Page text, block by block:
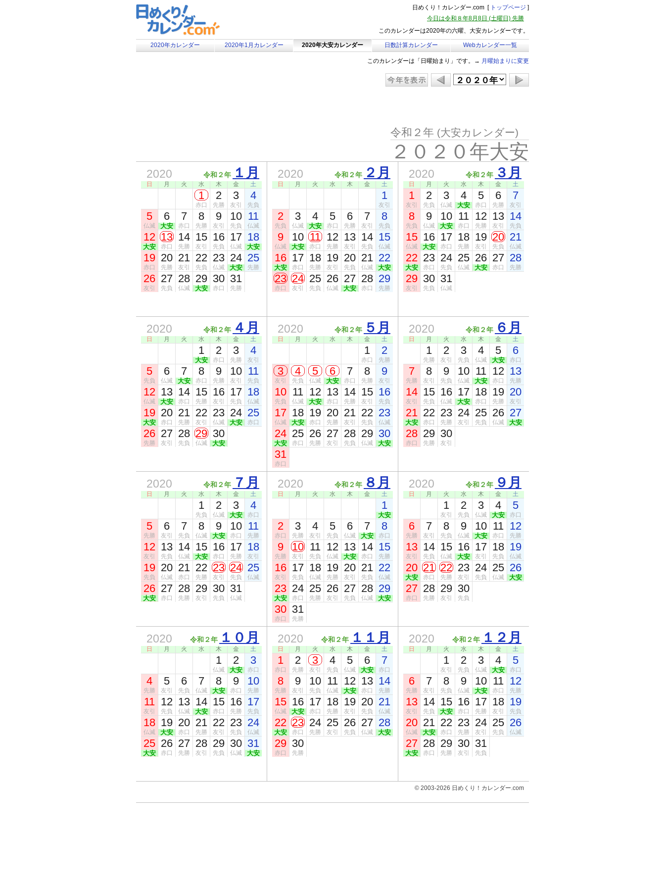
日めくり！カレンダー.com [ トップページ ]
今日は令和８年8月8日 (土曜日) 先勝
このカレンダーは2020年の六曜、大安カレンダーです。
2020年カレンダー 2020年1月カレンダー 2020年大安カレンダー 日数計算カレンダー Webカレンダー一覧
このカレンダーは「日曜始まり」です。→ 月曜始まりに変更
令和２年 (大安カレンダー)
２０２０年大安
2020 令和２年 １月
日 月 火 水 木 金 土
1
赤口
2
先勝
3
友引
4
先負
5
仏滅
6
大安
7
赤口
8
先勝
9
友引
10
先負
11
仏滅
12
大安
13
赤口
14
先勝
15
友引
16
先負
17
仏滅
18
大安
19
赤口
20
先勝
21
友引
22
先負
23
仏滅
24
大安
25
先勝
26
友引
27
先負
28
仏滅
29
大安
30
赤口
31
先勝
2020 令和２年 ２月
日 月 火 水 木 金 土
1
友引
2
先負
3
仏滅
4
大安
5
赤口
6
先勝
7
友引
8
先負
9
仏滅
10
大安
11
赤口
12
先勝
13
友引
14
先負
15
仏滅
16
大安
17
赤口
18
先勝
19
友引
20
先負
21
仏滅
22
大安
23
赤口
24
友引
25
先負
26
仏滅
27
大安
28
赤口
29
先勝
2020 令和２年 ３月
日 月 火 水 木 金 土
1
友引
2
先負
3
仏滅
4
大安
5
赤口
6
先勝
7
友引
8
先負
9
仏滅
10
大安
11
赤口
12
先勝
13
友引
14
先負
15
仏滅
16
大安
17
赤口
18
先勝
19
友引
20
先負
21
仏滅
22
大安
23
赤口
24
先負
25
仏滅
26
大安
27
赤口
28
先勝
29
友引
30
先負
31
仏滅
2020 令和２年 ４月
日 月 火 水 木 金 土
1
大安
2
赤口
3
先勝
4
友引
5
先負
6
仏滅
7
大安
8
赤口
9
先勝
10
友引
11
先負
12
仏滅
13
大安
14
赤口
15
先勝
16
友引
17
先負
18
仏滅
19
大安
20
赤口
21
先勝
22
友引
23
仏滅
24
大安
25
赤口
26
先勝
27
友引
28
先負
29
仏滅
30
大安
2020 令和２年 ５月
日 月 火 水 木 金 土
1
赤口
2
先勝
3
友引
4
先負
5
仏滅
6
大安
7
赤口
8
先勝
9
友引
10
先負
11
仏滅
12
大安
13
赤口
14
先勝
15
友引
16
先負
17
仏滅
18
大安
19
赤口
20
先勝
21
友引
22
先負
23
仏滅
24
大安
25
赤口
26
先勝
27
友引
28
先負
29
仏滅
30
大安
31
赤口
2020 令和２年 ６月
日 月 火 水 木 金 土
1
先勝
2
友引
3
先負
4
仏滅
5
大安
6
赤口
7
先勝
8
友引
9
先負
10
仏滅
11
大安
12
赤口
13
先勝
14
友引
15
先負
16
仏滅
17
大安
18
赤口
19
先勝
20
友引
21
大安
22
赤口
23
先勝
24
友引
25
先負
26
仏滅
27
大安
28
赤口
29
先勝
30
友引
2020 令和２年 ７月
日 月 火 水 木 金 土
1
先負
2
仏滅
3
大安
4
赤口
5
先勝
6
友引
7
先負
8
仏滅
9
大安
10
赤口
11
先勝
12
友引
13
先負
14
仏滅
15
大安
16
赤口
17
先勝
18
友引
19
先負
20
仏滅
21
赤口
22
先勝
23
友引
24
先負
25
仏滅
26
大安
27
赤口
28
先勝
29
友引
30
先負
31
仏滅
2020 令和２年 ８月
日 月 火 水 木 金 土
1
大安
2
赤口
3
先勝
4
友引
5
先負
6
仏滅
7
大安
8
赤口
9
先勝
10
友引
11
先負
12
仏滅
13
大安
14
赤口
15
先勝
16
友引
17
先負
18
仏滅
19
先勝
20
友引
21
先負
22
仏滅
23
大安
24
赤口
25
先勝
26
友引
27
先負
28
仏滅
29
大安
30
赤口
31
先勝
2020 令和２年 ９月
日 月 火 水 木 金 土
1
友引
2
先負
3
仏滅
4
大安
5
赤口
6
先勝
7
友引
8
先負
9
仏滅
10
大安
11
赤口
12
先勝
13
友引
14
先負
15
仏滅
16
大安
17
友引
18
先負
19
仏滅
20
大安
21
赤口
22
先勝
23
友引
24
先負
25
仏滅
26
大安
27
赤口
28
先勝
29
友引
30
先負
2020 令和２年 １０月
日 月 火 水 木 金 土
1
仏滅
2
大安
3
赤口
4
先勝
5
友引
6
先負
7
仏滅
8
大安
9
赤口
10
先勝
11
友引
12
先負
13
仏滅
14
大安
15
赤口
16
先勝
17
先負
18
仏滅
19
大安
20
赤口
21
先勝
22
友引
23
先負
24
仏滅
25
大安
26
赤口
27
先勝
28
友引
29
先負
30
仏滅
31
大安
2020 令和２年 １１月
日 月 火 水 木 金 土
1
赤口
2
先勝
3
友引
4
先負
5
仏滅
6
大安
7
赤口
8
先勝
9
友引
10
先負
11
仏滅
12
大安
13
赤口
14
先勝
15
仏滅
16
大安
17
赤口
18
先勝
19
友引
20
先負
21
仏滅
22
大安
23
赤口
24
先勝
25
友引
26
先負
27
仏滅
28
大安
29
赤口
30
先勝
2020 令和２年 １２月
日 月 火 水 木 金 土
1
友引
2
先負
3
仏滅
4
大安
5
赤口
6
先勝
7
友引
8
先負
9
仏滅
10
大安
11
赤口
12
先勝
13
友引
14
先負
15
大安
16
赤口
17
先勝
18
友引
19
先負
20
仏滅
21
大安
22
赤口
23
先勝
24
友引
25
先負
26
仏滅
27
大安
28
赤口
29
先勝
30
友引
31
先負
© 2003-2026 日めくり！カレンダー.com